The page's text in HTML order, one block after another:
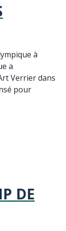
à
a
Verrier dans
pour
DE